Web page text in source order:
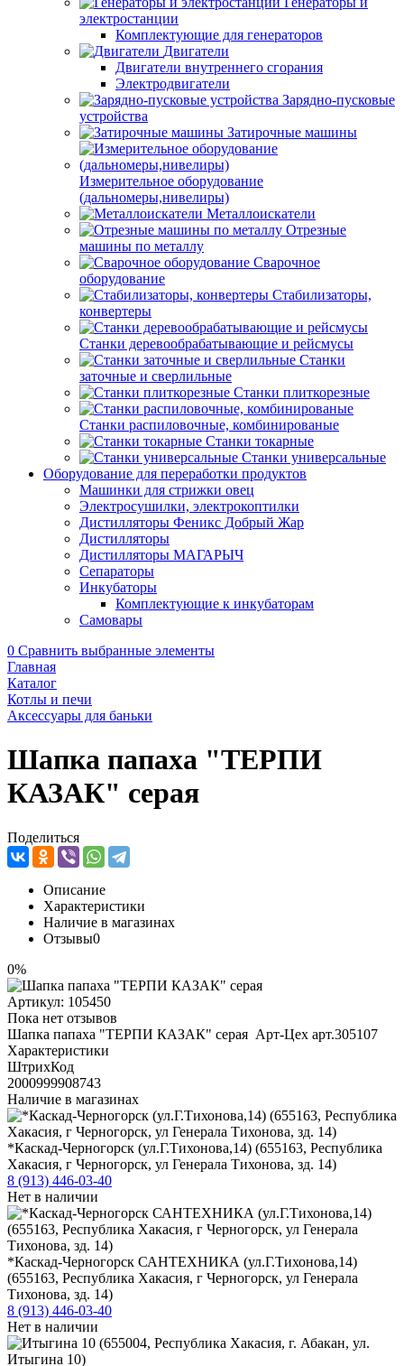
электростанции
Комплектующие для генераторов
Двигатели
Двигатели внутреннего сгорания
Электродвигатели
Зарядно-пусковые
устройства
Затирочные машины
Измерительное оборудование
(дальномеры,нивелиры)
Металлоискатели
Отрезные
машины по металлу
Сварочное
оборудование
Стабилизаторы,
конвертеры
Станки деревообрабатывающие и рейсмусы
Станки
заточные и сверлильные
Станки плиткорезные
Станки распиловочные, комбинированые
Станки токарные
Станки универсальные
Оборудование для переработки продуктов
Машинки для стрижки овец
Электросушилки, электрокоптилки
Дистилляторы Феникс Добрый Жар
Дистилляторы
Дистилляторы МАГАРЫЧ
Сепараторы
Инкубаторы
Комплектующие к инкубаторам
Самовары
0 Сравнить выбранные элементы
Главная
Каталог
Котлы и печи
Аксессуары для баньки
Шапка папаха "ТЕРПИ
КАЗАК" серая
Поделиться
Описание
Характеристики
Наличие в магазинах
Отзывы0
0%
Артикул: 105450
Пока нет отзывов
Шапка папаха "ТЕРПИ КАЗАК" серая Арт-Цех арт.305107
Характеристики
ШтрихКод
2000999908743
Наличие в магазинах
*Каскад-Черногорск (ул.Г.Тихонова,14) (655163, Республика
Хакасия, г Черногорск, ул Генерала Тихонова, зд. 14)
8 (913) 446-03-40
Нет в наличии
*Каскад-Черногорск САНТЕХНИКА (ул.Г.Тихонова,14)
(655163, Республика Хакасия, г Черногорск, ул Генерала
Тихонова, зд. 14)
8 (913) 446-03-40
Нет в наличии